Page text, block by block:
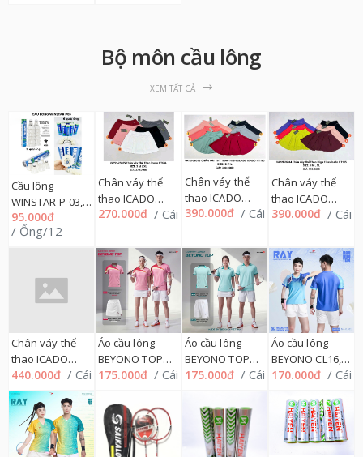
Bộ môn cầu lông
XEM TẤT CẢ
Cầu lông
WINSTAR P-03,
P03 ngắn
(Ống/6) , 146L
95.000đ
/ Ống/12
Chân váy thể
thao ICADO
HT604, 276QA
270.000đ / Cái
Chân váy thể
thao ICADO
HT103 HIGHT
390.000đ / Cái
Chân váy thể
thao ICADO
HT105, 276QA
390.000đ / Cái
Chân váy thể
thao ICADO
HT502, 276QA
440.000đ / Cái
Áo cầu lông
BEYONO TOP
CL24, M=>2XL
175.000đ / Cái
Áo cầu lông
BEYONO TOP
CL22, M=>2XL
175.000đ / Cái
Áo cầu lông
BEYONO CL16,
M=>2XL 220QA
170.000đ / Cái